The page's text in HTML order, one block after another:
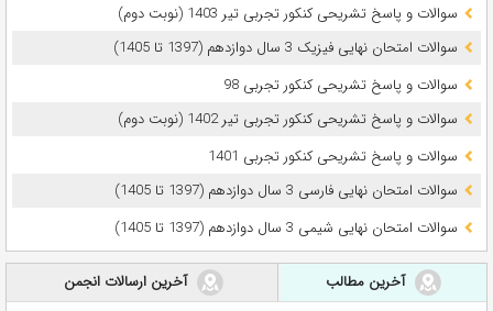
سوالات و پاسخ تشریحی کنکور تجربی تیر 1403 (نوبت دوم)
سوالات امتحان نهایی فیزیک 3 سال دوازدهم (1397 تا 1405)
سوالات و پاسخ تشریحی کنکور تجربی 98
سوالات و پاسخ تشریحی کنکور تجربی تیر 1402 (نوبت دوم)
سوالات و پاسخ تشریحی کنکور تجربی 1401
سوالات امتحان نهایی فارسی 3 سال دوازدهم (1397 تا 1405)
سوالات امتحان نهایی شیمی 3 سال دوازدهم (1397 تا 1405)
آخرین مطالب
آخرین ارسالات انجمن